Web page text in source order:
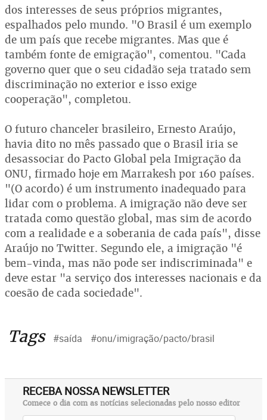
dos interesses de seus próprios migrantes,
espalhados pelo mundo. "O Brasil é um exemplo
de um país que recebe migrantes. Mas que é
também fonte de emigração", comentou. "Cada
governo quer que o seu cidadão seja tratado sem
discriminação no exterior e isso exige
cooperação", completou.
O futuro chanceler brasileiro, Ernesto Araújo,
havia dito no mês passado que o Brasil iria se
desassociar do Pacto Global pela Imigração da
ONU, firmado hoje em Marrakesh por 160 países.
"(O acordo) é um instrumento inadequado para
lidar com o problema. A imigração não deve ser
tratada como questão global, mas sim de acordo
com a realidade e a soberania de cada país", disse
Araújo no Twitter. Segundo ele, a imigração "é
bem-vinda, mas não pode ser indiscriminada" e
deve estar "a serviço dos interesses nacionais e da
coesão de cada sociedade".
Tags #saída #onu/imigração/pacto/brasil
RECEBA NOSSA NEWSLETTER
Comece o dia com as notícias selecionadas pelo nosso editor